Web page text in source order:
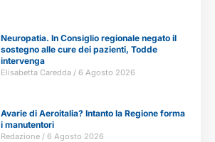
Neuropatia. In Consiglio regionale negato il
sostegno alle cure dei pazienti, Todde
intervenga
Elisabetta Caredda 6 Agosto 2026
Avarie di Aeroitalia? Intanto la Regione forma
i manutentori
Redazione 6 Agosto 2026